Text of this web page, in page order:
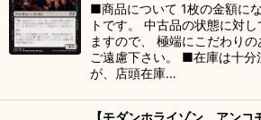
■商品について 1枚の金額に
トです。 中古品の状態に対
ますので、 極端にこだわり
ご遠慮下さい。 ■在庫は十分
が、店頭在庫…
【モダンホライゾン アンコ